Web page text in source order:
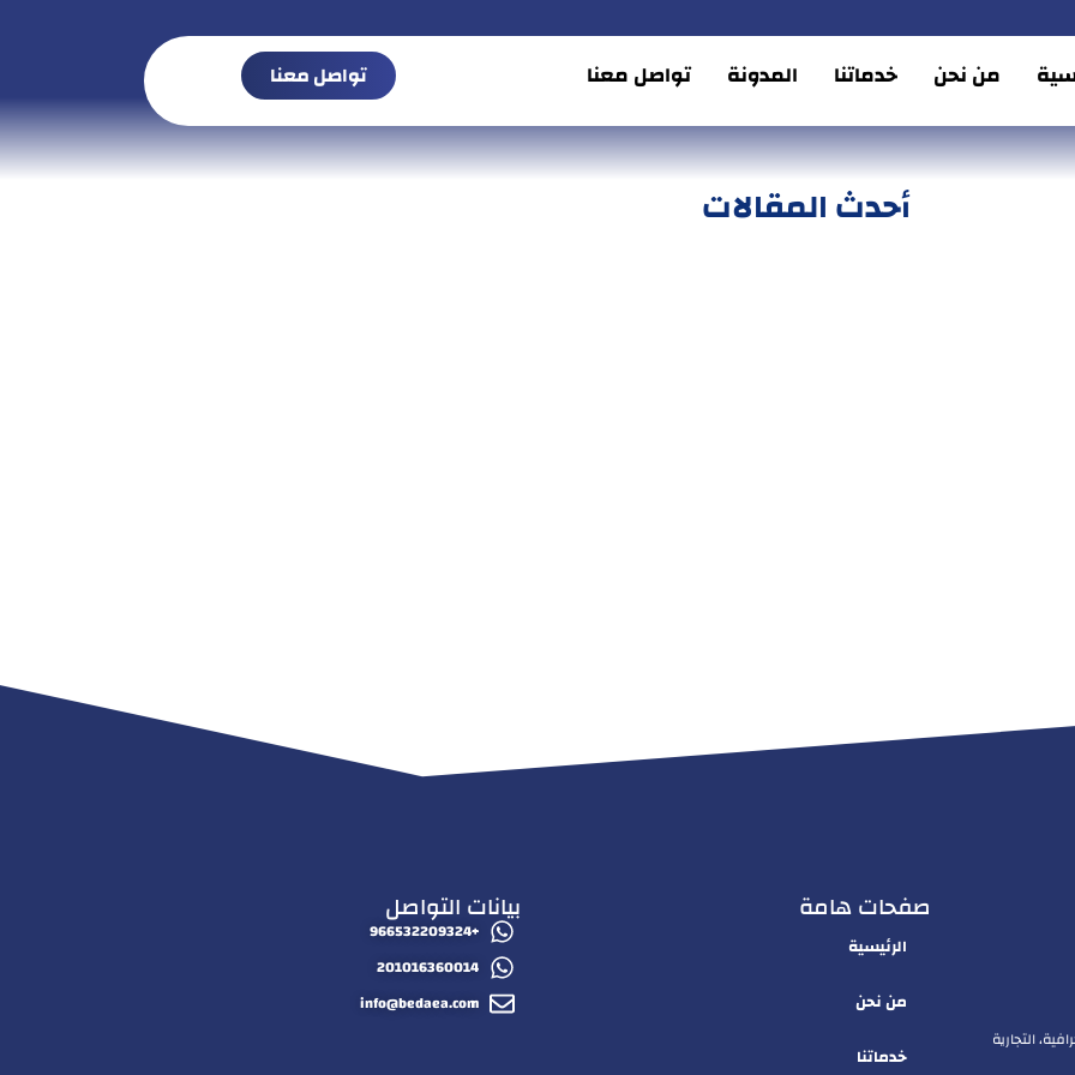
من نحن خدماتنا المدونة تواصل معنا تواصل معنا
أحدث المقالات
التجارية
صفحات هامة
الرئيسية
من نحن
خدماتنا
بيانات التواصل
+966532209324
201016360014
info@bedaea.com